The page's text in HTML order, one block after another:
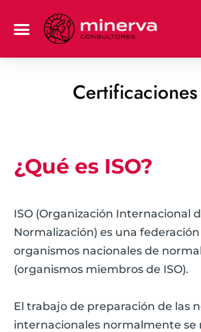
¿Qué es ISO?
ISO (Organización Internacional
Normalización) es una
organismos nacionales de
(organismos miembros de ISO).
El trabajo de preparación de las
internacionales normalmente se